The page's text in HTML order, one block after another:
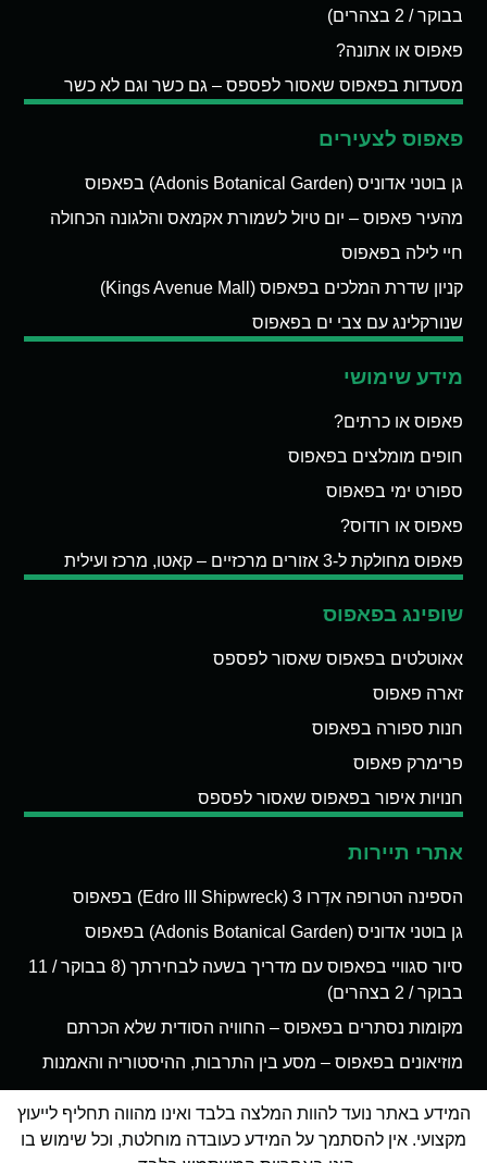
בבוקר / 2 בצהרים)
פאפוס או אתונה?
מסעדות בפאפוס שאסור לפספס – גם כשר וגם לא כשר
פאפוס לצעירים
גן בוטני אדוניס (Adonis Botanical Garden) בפאפוס
מהעיר פאפוס – יום טיול לשמורת אקמאס והלגונה הכחולה
חיי לילה בפאפוס
קניון שדרת המלכים בפאפוס (Kings Avenue Mall)
שנורקלינג עם צבי ים בפאפוס
מידע שימושי
פאפוס או כרתים?
חופים מומלצים בפאפוס
ספורט ימי בפאפוס
פאפוס או רודוס?
פאפוס מחולקת ל-3 אזורים מרכזיים – קאטו, מרכז ועילית
שופינג בפאפוס
אאוטלטים בפאפוס שאסור לפספס
זארה פאפוס
חנות ספורה בפאפוס
פרימרק פאפוס
חנויות איפור בפאפוס שאסור לפספס
אתרי תיירות
הספינה הטרופה אדְרו 3 (Edro III Shipwreck) בפאפוס
גן בוטני אדוניס (Adonis Botanical Garden) בפאפוס
סיור סגוויי בפאפוס עם מדריך בשעה לבחירתך (8 בבוקר / 11
בבוקר / 2 בצהרים)
מקומות נסתרים בפאפוס – החוויה הסודית שלא הכרתם
מוזיאונים בפאפוס – מסע בין התרבות, ההיסטוריה והאמנות
המידע באתר נועד להוות המלצה בלבד ואינו מהווה תחליף לייעוץ
מקצועי. אין להסתמך על המידע כעובדה מוחלטת, וכל שימוש בו